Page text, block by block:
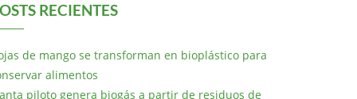
RECIENTES
de mango se transforman en bioplástico para
alimentos
piloto genera biogás a partir de residuos de